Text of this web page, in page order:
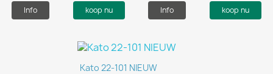
Info koop nu Info koop nu
Kato 22-101 NIEUW